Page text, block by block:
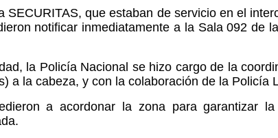
SECURITAS, que estaban de servicio en el
notificar inmediatamente a la Sala 092
la Policía Nacional se hizo cargo de la
a la cabeza, y con la colaboración de la Policía
a acordonar la zona para garantizar